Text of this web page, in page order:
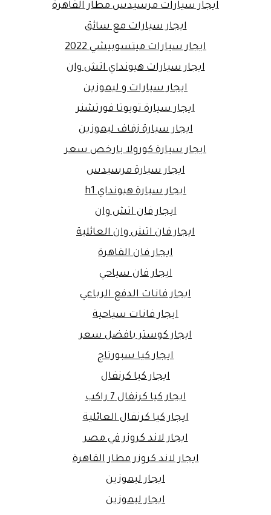
ايجار سيارات مرسيدس مطار القاهرة
ايجار سيارات مع سائق
ايجار سيارات ميتسوبيشي 2022
ايجار سيارات هيونداي اتش وان
ايجار سيارات و ليموزين
ايجار سيارة تويوتا فورتشنر
ايجار سيارة زفاف ليموزين
ايجار سيارة كورولا بارخص سعر
ايجار سيارة مرسيدس
ايجار سيارة هيونداي h1
ايجار فان اتش وان
ايجار فان اتش وان العائلية
ايجار فان القاهرة
ايجار فان سياحي
ايجار فانات الدفع الرباعي
ايجار فانات سياحية
ايجار كوستر بافضل سعر
ايجار كيا سبورتاج
ايجار كيا كرنفال
ايجار كيا كرنفال 7 راكب
ايجار كيا كرنفال العائلية
ايجار لاند كروزر في مصر
ايجار لاند كروزر مطار القاهرة
ايجار ليموزين
ايجار ليموزين